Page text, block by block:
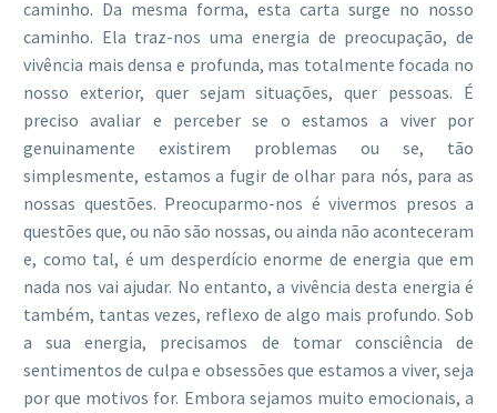
caminho. Da mesma forma, esta carta surge no nosso
caminho. Ela traz-nos uma energia de preocupação, de
vivência mais densa e profunda, mas totalmente focada no
nosso exterior, quer sejam situações, quer pessoas. É
preciso avaliar e perceber se o estamos a viver por
genuinamente existirem problemas ou se, tão
simplesmente, estamos a fugir de olhar para nós, para as
nossas questões. Preocuparmo-nos é vivermos presos a
questões que, ou não são nossas, ou ainda não aconteceram
e, como tal, é um desperdício enorme de energia que em
nada nos vai ajudar. No entanto, a vivência desta energia é
também, tantas vezes, reflexo de algo mais profundo. Sob
a sua energia, precisamos de tomar consciência de
sentimentos de culpa e obsessões que estamos a viver, seja
por que motivos for. Embora sejamos muito emocionais, a